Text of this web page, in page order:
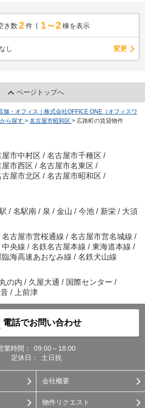
き数 2 件 1～2 棟を表示
なし 変更
ページトップへ
舗・オフィス｜株式会社OFFICE ONE（オフィスワ
ら探す > 名古屋市昭和区 > 広路町の賃貸物件
屋市中村区 / 名古屋市千種区 /
屋市西区 / 名古屋市名東区 /
古屋市北区 / 名古屋市昭和区 /
/ 名駅南 / 泉 / 金山 / 今池 / 新栄 / 大須
名古屋市営桜通線 / 名古屋市営名城線 /
中央線 / 名鉄名古屋本線 / 東海道本線 /
臨海高速あおなみ線 / 名鉄犬山線
丸の内 / 久屋大通 / 国際センター /
/ 上前津
電話でお問い合わせ
業時間：
09:00～18:00
定休日：
土日祝
会社概要
物件リクエスト